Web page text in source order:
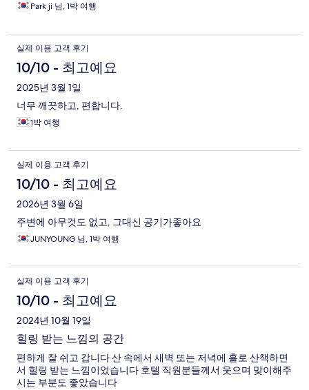
Park ji 님, 1박 여행
실제 이용 고객 후기
10/10 - 최고예요
2025년 3월 1일
너무 깨끗하고, 편합니다.
1박 여행
실제 이용 고객 후기
10/10 - 최고예요
2026년 3월 6일
주변에 아무것도 없고, 그대신 공기가좋아요
JUNYOUNG 님, 1박 여행
실제 이용 고객 후기
10/10 - 최고예요
2024년 10월 19일
힐링 받는 느낌의 공간
편하게 잘 쉬고 갑니다 산 속에서 새벽 또는 저녁에 홀로 산책하면
서 힐링 받는 느낌이었습니다 호텔 직원분들께서 웃으며 맞이해주
시는 부분도 좋았습니다